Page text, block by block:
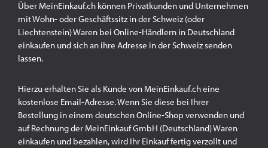
Über MeinEinkauf.ch können Privatkunden und Unternehmen
mit Wohn- oder Geschäftssitz in der Schweiz (oder
Liechtenstein) Waren bei Online-Händlern in Deutschland
einkaufen und sich an ihre Adresse in der Schweiz senden
lassen.
Hierzu erhalten Sie als Kunde von MeinEinkauf.ch eine
kostenlose Email-Adresse. Wenn Sie diese bei Ihrer
Bestellung in einem deutschen Online-Shop verwenden und
auf Rechnung der MeinEinkauf GmbH (Deutschland) Waren
einkaufen und bezahlen, wird Ihr Einkauf fertig verzollt und